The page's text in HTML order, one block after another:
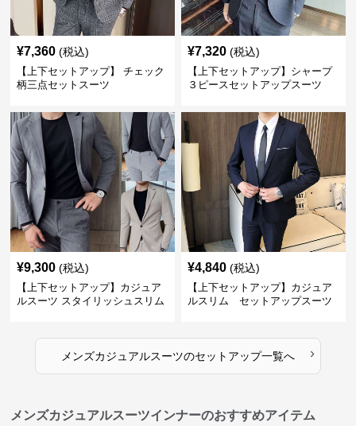
¥7,360 (税込)
【上下セットアップ】 チェック
柄三点セットスーツ
¥7,320 (税込)
【上下セットアップ】シャープ
３ピースセットアップスーツ
¥9,300 (税込)
【上下セットアップ】カジュア
ルスーツ スタイリッシュスリム
¥4,840 (税込)
【上下セットアップ】カジュア
ルスリム セットアップスーツ
メンズカジュアルスーツのセットアップ一覧へ ›
メンズカジュアルスーツインナーのおすすめアイテム